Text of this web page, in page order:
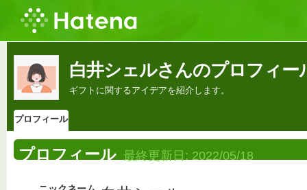
白井シェルさんのプロフィー
ギフトに関するアイデアを紹介します。
プロフィール
プロフィール 最終更新日: 2022/05/18